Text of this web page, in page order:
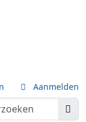
Aanmelden